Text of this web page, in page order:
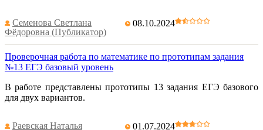
Семенова Светлана
Фёдоровна (Публикатор)
08.10.2024
Проверочная работа по математике по прототипам задания
№13 ЕГЭ базовый уровень
В работе представлены прототипы 13 задания ЕГЭ базового
для двух вариантов.
Раевская Наталья
01.07.2024